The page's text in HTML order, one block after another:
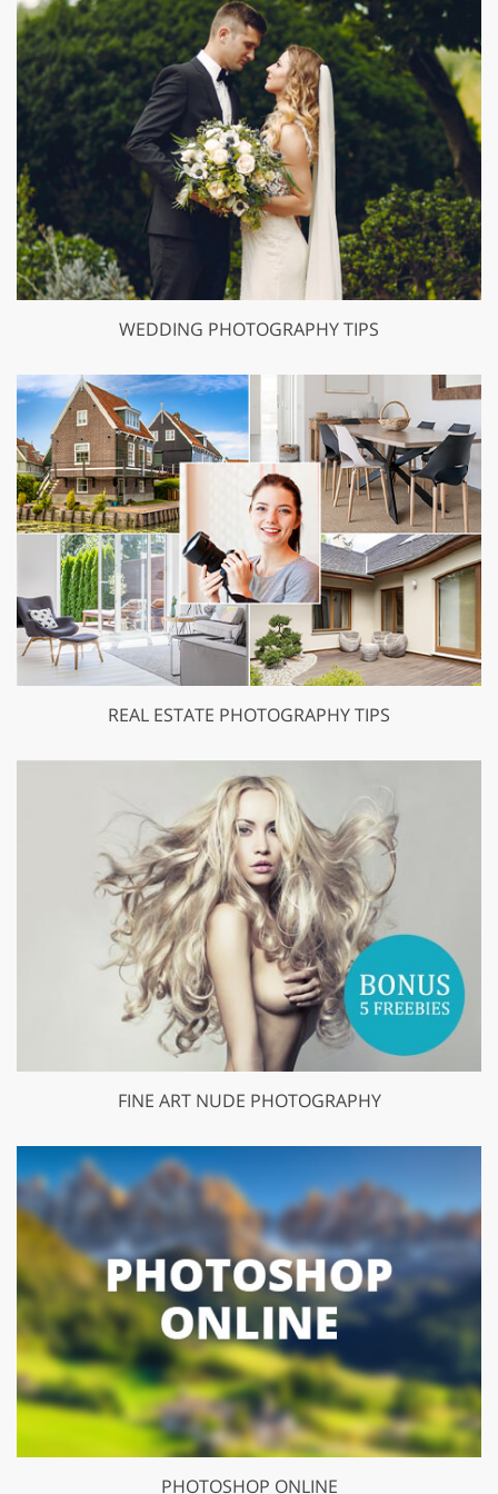
WEDDING PHOTOGRAPHY TIPS
REAL ESTATE PHOTOGRAPHY TIPS
FINE ART NUDE PHOTOGRAPHY
PHOTOSHOP ONLINE